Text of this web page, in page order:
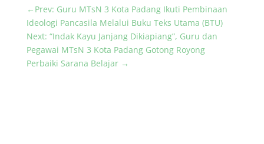
← Prev: Guru MTsN 3 Kota Padang Ikuti Pembinaan
Ideologi Pancasila Melalui Buku Teks Utama (BTU)
Next: “Indak Kayu Janjang Dikiapiang”, Guru dan
Pegawai MTsN 3 Kota Padang Gotong Royong
Perbaiki Sarana Belajar→